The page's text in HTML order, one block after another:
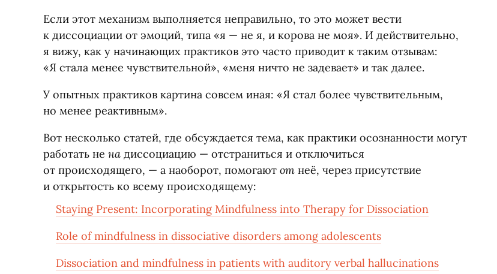
Если этот механизм выполняется неправильно, то это может вести
к диссоциации от эмоций, типа «я — не я, и корова не моя». И действительно,
я вижу, как у начинающих практиков это часто приводит к таким отзывам:
«Я стала менее чувствительной», «меня ничто не задевает» и так далее.
У опытных практиков картина совсем иная: «Я стал более чувствительным,
но менее реактивным».
Вот несколько статей, где обсуждается тема, как практики осознанности могут
работать не на диссоциацию — отстраниться и отключиться
от происходящего, — а наоборот, помогают от неё, через присутствие
и открытость ко всему происходящему:
Staying Present: Incorporating Mindfulness into Therapy for Dissociation
Role of mindfulness in dissociative disorders among adolescents
Dissociation and mindfulness in patients with auditory verbal hallucinations